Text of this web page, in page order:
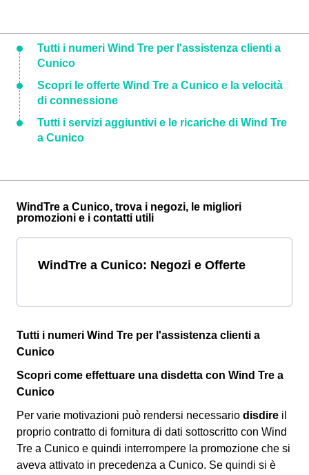
Tutti i numeri Wind Tre per l'assistenza clienti a
Cunico
Scopri le offerte Wind Tre a Cunico e la velocità
di connessione
Tutti i servizi aggiuntivi e le ricariche di Wind Tre
a Cunico
WindTre a Cunico, trova i negozi, le migliori
promozioni e i contatti utili
WindTre a Cunico: Negozi e Offerte
Tutti i numeri Wind Tre per l'assistenza clienti a
Cunico
Scopri come effettuare una disdetta con Wind Tre a
Cunico
Per varie motivazioni può rendersi necessario disdire il
proprio contratto di fornitura di dati sottoscritto con Wind
Tre a Cunico e quindi interrompere la promozione che si
aveva attivato in precedenza a Cunico. Se quindi si è